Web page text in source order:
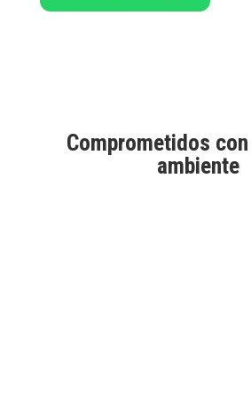
Comprometidos
ambiente